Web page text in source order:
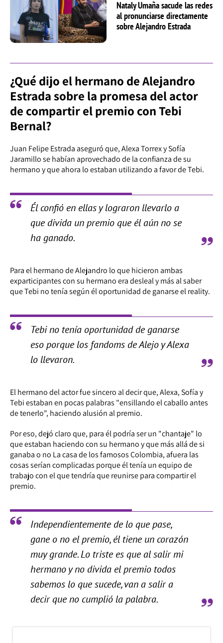
Nataly Umaña sacude las redes
al pronunciarse directamente
sobre Alejandro Estrada
¿Qué dijo el hermano de Alejandro
Estrada sobre la promesa del actor
de compartir el premio con Tebi
Bernal?
Juan Felipe Estrada aseguró que, Alexa Torrex y Sofía
Jaramillo se habían aprovechado de la confianza de su
hermano y que ahora lo estaban utilizando a favor de Tebi.
Él confió en ellas y lograron llevarlo a
que divida un premio que él aún no se
ha ganado.
Para el hermano de Alejandro lo que hicieron ambas
exparticipantes con su hermano era desleal y más al saber
que Tebi no tenía según él oportunidad de ganarse el reality.
Tebi no tenía oportunidad de ganarse
eso porque los fandoms de Alejo y Alexa
lo llevaron.
El hermano del actor fue sincero al decir que, Alexa, Sofía y
Tebi estaban en pocas palabras "ensillando el caballo antes
de tenerlo", haciendo alusión al premio.
Por eso, dejó claro que, para él podría ser un "chantaje" lo
que estaban haciendo con su hermano y que más allá de si
ganaba o no La casa de los famosos Colombia, afuera las
cosas serían complicadas porque él tenía un equipo de
trabajo con el que tendría que reunirse para compartir el
premio.
Independientemente de lo que pase,
gane o no el premio, él tiene un corazón
muy grande. Lo triste es que al salir mi
hermano y no divida el premio todos
sabemos lo que sucede, van a salir a
decir que no cumplió la palabra.